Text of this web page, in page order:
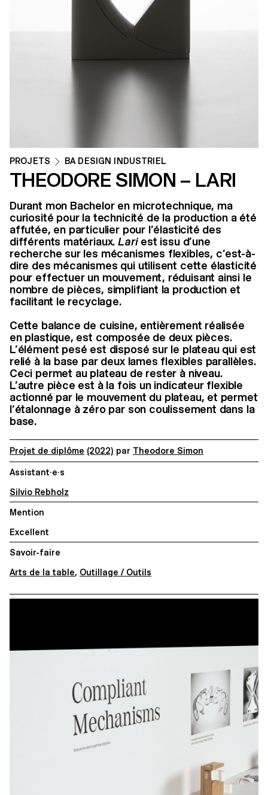
PROJETS BA DESIGN INDUSTRIEL
THEODORE SIMON – LARI
Durant mon Bachelor en microtechnique, ma
curiosité pour la technicité de la production a été
affutée, en particulier pour l’élasticité des
différents matériaux.Lariest issu d’une
recherche sur les mécanismes flexibles, c’est-à-
dire des mécanismes qui utilisent cette élasticité
pour effectuer un mouvement, réduisant ainsi le
nombre de pièces, simplifiant la production et
facilitant le recyclage.
Cette balance de cuisine, entièrement réalisée
en plastique, est composée de deux pièces.
L’élément pesé est disposé sur le plateau qui est
relié à la base par deux lames flexibles parallèles.
Ceci permet au plateau de rester à niveau.
L’autre pièce est à la fois un indicateur flexible
actionné par le mouvement du plateau, et permet
l’étalonnage à zéro par son coulissement dans la
base.
Projet de diplôme (2022) par Theodore Simon
Assistant·e·s
Silvio Rebholz
Mention
Excellent
Savoir-faire
Arts de la table, Outillage / Outils